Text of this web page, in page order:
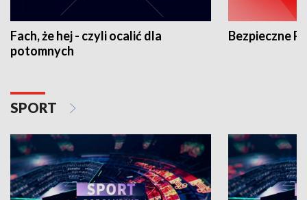
Fach, że hej - czyli ocalić dla
potomnych
Bezpieczne
SPORT